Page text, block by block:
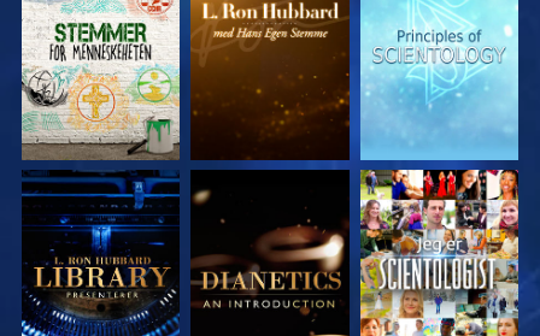
UTFORSK SERIEN UTFORSK SERIEN SE